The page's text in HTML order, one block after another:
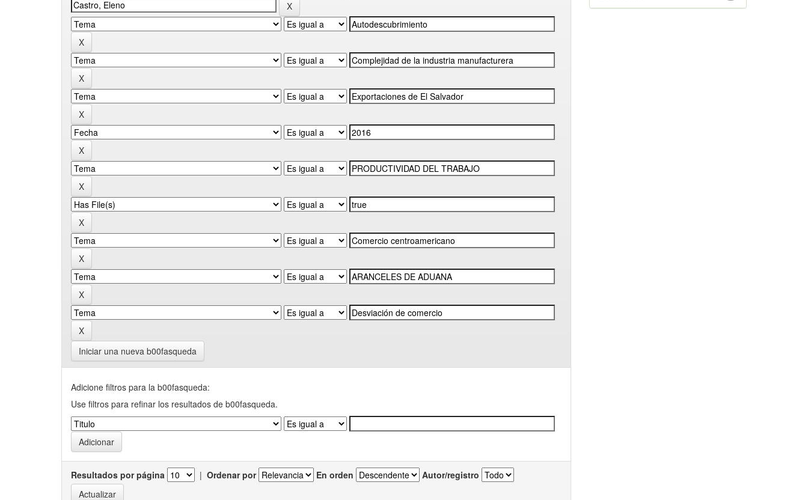
Iniciar una nueva b00fasqueda
Adicione filtros para la b00fasqueda:
Use filtros para refinar los resultados de b00fasqueda.
Resultados por página | Ordenar por En orden Autor/registro